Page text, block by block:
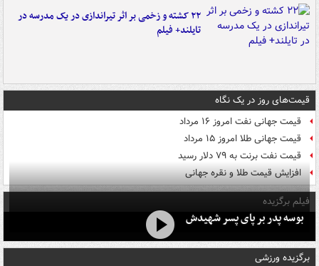
۲۲ کشته و زخمی بر اثر تیراندازی در یک مدرسه در
تایلند+ فیلم
قیمت‌های روز در یک نگاه
قیمت جهانی نفت امروز ۱۶ مرداد
قیمت جهانی طلا امروز ۱۵ مرداد
قیمت نفت برنت به ۷۹ دلار رسید
افزایش قیمت طلا و نقره جهانی
فیلم برگزیده
بوسه‌ پدر بر پای پسر شهیدش
برگزیده ورزشی